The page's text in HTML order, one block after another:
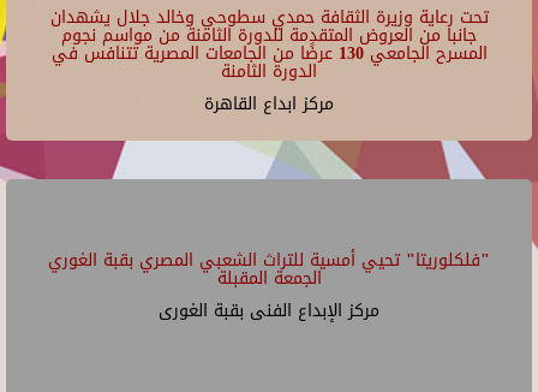
تحت رعاية وزيرة الثقافة حمدي سطوحي وخالد جلال يشهدان
جانبا من العروض المتقدمة للدورة الثامنة من مواسم نجوم
المسرح الجامعي 130 عرضًا من الجامعات المصرية تتنافس في
الدورة الثامنة
مركز ابداع القاهرة
"فلكلوريتا" تحيي أمسية للتراث الشعبي المصري بقبة الغوري
الجمعة المقبلة
مركز الإبداع الفنى بقبة الغورى